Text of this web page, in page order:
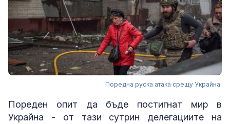
Поредна руска атака срещу Украйна.
Пореден опит да бъде постигнат мир в
Украйна - от тази сутрин делегациите на